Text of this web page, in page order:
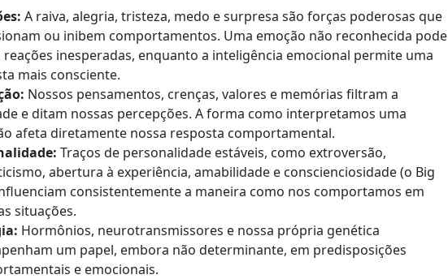
A raiva, alegria, tristeza, medo e surpresa são forças poderosas que
ou inibem comportamentos. Uma emoção não reconhecida pode
reações inesperadas, enquanto a inteligência emocional permite uma
mais consciente.
Nossos pensamentos, crenças, valores e memórias filtram a
e ditam nossas percepções. A forma como interpretamos uma
afeta diretamente nossa resposta comportamental.
Traços de personalidade estáveis, como extroversão,
abertura à experiência, amabilidade e conscienciosidade (o Big
consistentemente a maneira como nos comportamos em
situações.
Hormônios, neurotransmissores e nossa própria genética
um papel, embora não determinante, em predisposições
e emocionais.